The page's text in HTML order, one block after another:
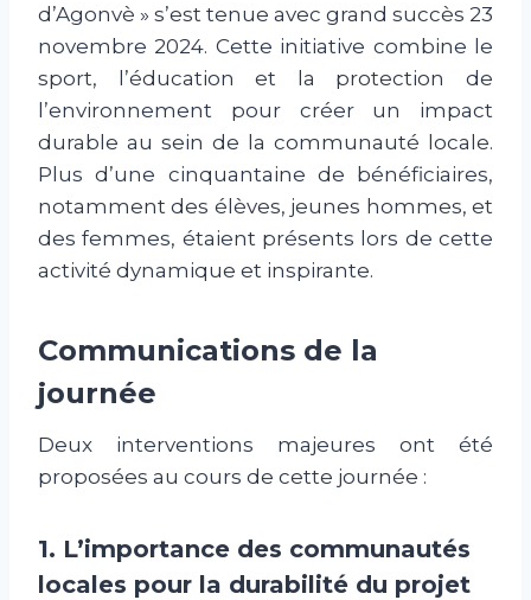
d’Agonvè » s’est tenue avec grand succès 23
novembre 2024. Cette initiative combine le
sport, l’éducation et la protection de
l’environnement pour créer un impact
durable au sein de la communauté locale.
Plus d’une cinquantaine de bénéficiaires,
notamment des élèves, jeunes hommes, et
des femmes, étaient présents lors de cette
activité dynamique et inspirante.
Communications de la
journée
Deux interventions majeures ont été
proposées au cours de cette journée :
1. L’importance des communautés
locales pour la durabilité du projet